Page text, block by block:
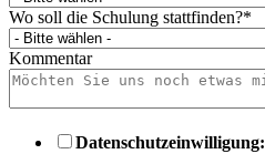
Wo soll die Schulung stattfinden?*
Kommentar
Datenschutzeinwilligung: